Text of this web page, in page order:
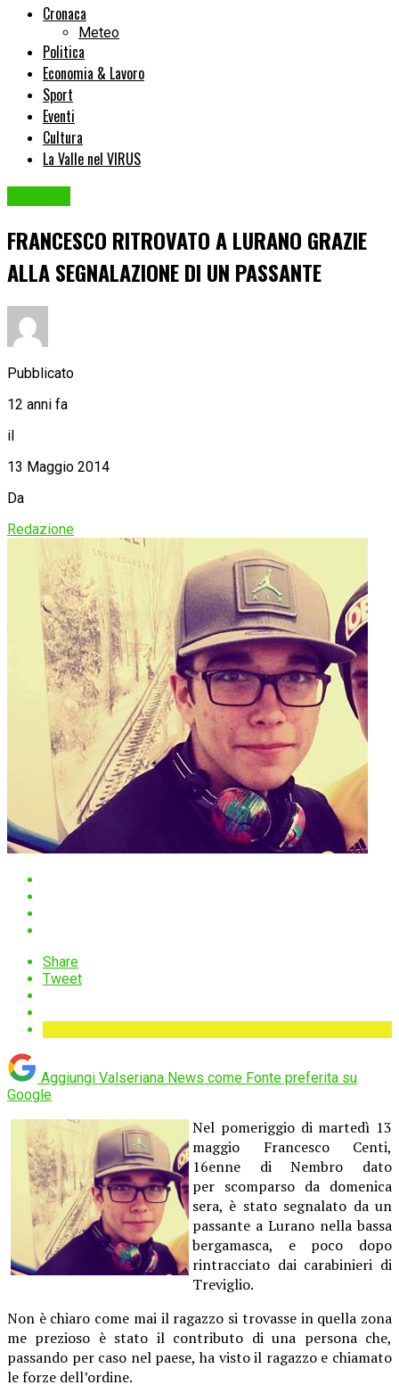
Cronaca
Meteo
Politica
Economia & Lavoro
Sport
Eventi
Cultura
La Valle nel VIRUS
FRANCESCO RITROVATO A LURANO GRAZIE
ALLA SEGNALAZIONE DI UN PASSANTE
Pubblicato
12 anni fa
il
13 Maggio 2014
Da
Redazione
Share
Tweet
Aggiungi Valseriana News come Fonte preferita su
Google
Nel pomeriggio di martedì 13
maggio Francesco Centi,
16enne di Nembro dato
per scomparso da domenica
sera, è stato segnalato da un
passante a Lurano nella bassa
bergamasca, e poco dopo
rintracciato dai carabinieri di
Treviglio.
Non è chiaro come mai il ragazzo si trovasse in quella zona
me prezioso è stato il contributo di una persona che,
passando per caso nel paese, ha visto il ragazzo e chiamato
le forze dell’ordine.